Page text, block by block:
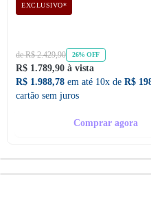
EXCLUSIVO*
de R$ 2.429,90 26% OFF
R$ 1.789,90 à vista
R$ 1.988,78 em até 10x de R$
cartão sem juros
Comprar agora